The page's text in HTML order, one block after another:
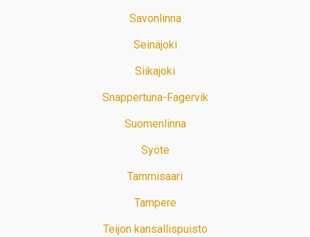
Savonlinna
Seinäjoki
Siikajoki
Snappertuna-Fagervik
Suomenlinna
Syöte
Tammisaari
Tampere
Teijon kansallispuisto